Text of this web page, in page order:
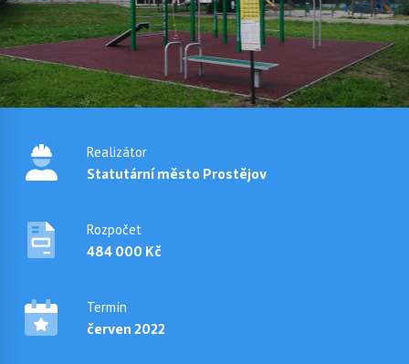
Realizátor
Statutární město Prostějov
Rozpočet
484 000 Kč
Termín
červen 2022